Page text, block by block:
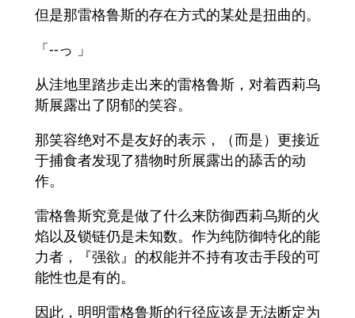
但是那雷格鲁斯的存在方式的某处是扭曲的。
「--っ 」
从洼地里踏步走出来的雷格鲁斯，对着西莉乌
斯展露出了阴郁的笑容。
那笑容绝对不是友好的表示，（而是）更接近
于捕食者发现了猎物时所展露出的舔舌的动
作。
雷格鲁斯究竟是做了什么来防御西莉乌斯的火
焰以及锁链仍是未知数。作为纯防御特化的能
力者，『强欲』的权能并不持有攻击手段的可
能性也是有的。
因此，明明雷格鲁斯的行径应该是无法断定为